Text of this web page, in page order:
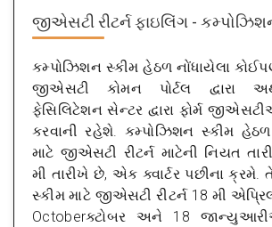
જીએસટી રીટર્ન ફાઇલિંગ -
કમ્પોઝિશન સ્કીમ હેઠળ નોંધાયેલા
જીએસટી કોમન પોર્ટલ દ્વારા
ફેસિલિટેશન સેન્ટર દ્વારા ફોર્મ
કરવાની રહેશે. કમ્પોઝિશન સ્કીમ હેઠળ
માટે જીએસટી રીટર્ન માટેની નિયત
મી તારીખે છે, એક ક્વાર્ટર પછીના ક્રમે.
સ્કીમ માટે જીએસટી રીટર્ન 18 મી
Octoberક્ટોબર અને 18